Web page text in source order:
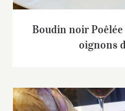
Boudin noir
oignons